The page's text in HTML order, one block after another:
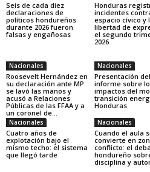
Seis de cada diez
declaraciones de
políticos hondureños
durante 2026 fueron
falsas y engañosas
Honduras
incidentes
espacio cívico y
libertad de
el segundo
2026
Nacionales
Roosevelt Hernández en
su declaración ante MP
se lavó las manos y
acusó a Relaciones
Públicas de las FFAA y a
un coronel de...
Nacionales
Presentación del
informe sobre
impactos del
transición
Honduras
Nacionales
Cuatro años de
explotación bajo el
mismo techo: el sistema
que llegó tarde
Nacionales
Cuando el aula
convierte en
conflicto: el
hondureño
disciplina y